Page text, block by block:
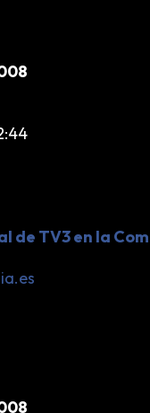
de TV3 en la